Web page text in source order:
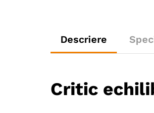
Descriere
Critic